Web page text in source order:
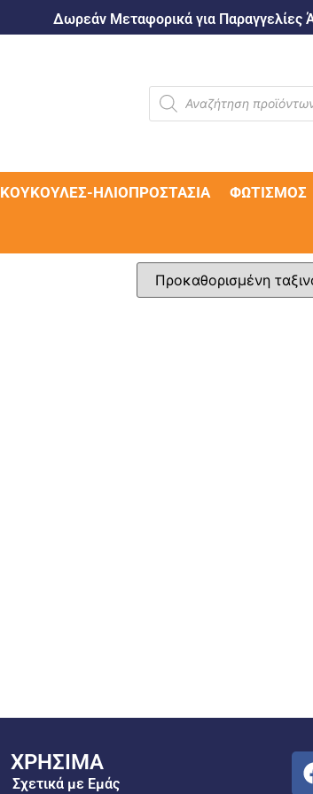
Δωρεάν Μεταφορικά για Παραγγελίες
ΚΟΥΚΟΎΛΕΣ-ΗΛΙΟΠΡΟΣΤΑΣΊΑ ΦΩΤΙΣΜΌΣ
ΧΡΗΣΙΜΑ
Σχετικά με Εμάς